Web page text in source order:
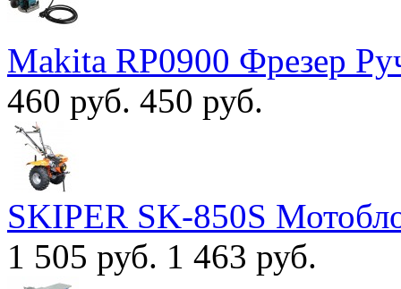
Makita RP0900 Фрезер
460 руб. 450 руб.
SKIPER SK-850S
1 505 руб. 1 463 руб.